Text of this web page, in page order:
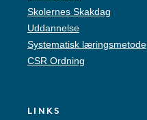
Skolernes Skakdag
Uddannelse
Systematisk læringsmetode
CSR Ordning
LINKS